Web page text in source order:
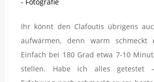
Ihr könnt den Clafoutis übrigens
aufwärmen, denn warm schmeckt
Einfach bei 180 Grad etwa 7-10
stellen. Habe ich alles getestet